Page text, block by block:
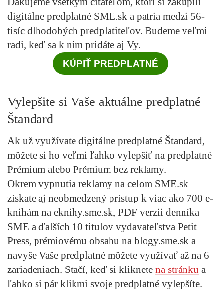
digitálne predplatné SME.sk a patria medzi 56-
tisíc dlhodobých predplatiteľov. Budeme veľmi
radi, keď sa k nim pridáte aj Vy.
KÚPIŤ PREDPLATNÉ
Vylepšite si Vaše aktuálne predplatné
Štandard
Ak už využívate digitálne predplatné Štandard,
môžete si ho veľmi ľahko vylepšiť na predplatné
Prémium alebo Prémium bez reklamy.
Okrem vypnutia reklamy na celom SME.sk
získate aj neobmedzený prístup k viac ako 700 e-
knihám na eknihy.sme.sk, PDF verzii denníka
SME a ďalších 10 titulov vydavateľstva Petit
Press, prémiovému obsahu na blogy.sme.sk a
navyše Vaše predplatné môžete využívať až na 6
zariadeniach. Stačí, keď si kliknete na stránku a
ľahko si pár klikmi svoje predplatné vylepšíte.